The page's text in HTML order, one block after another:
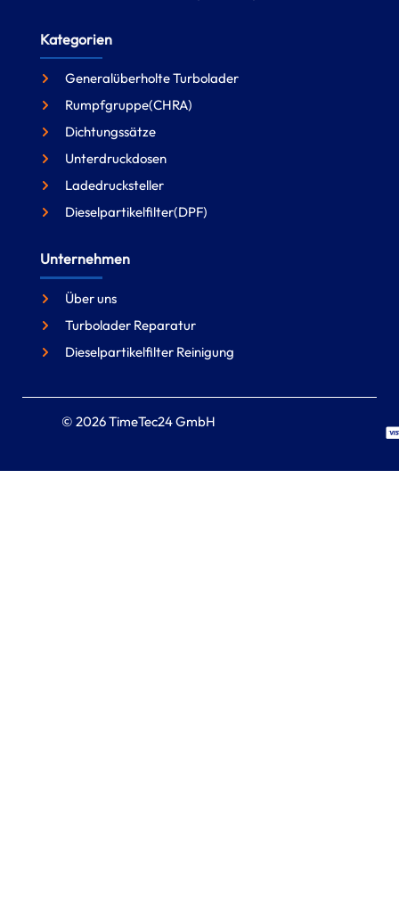
Kategorien
Generalüberholte Turbolader
Rumpfgruppe(CHRA)
Dichtungssätze
Unterdruckdosen
Ladedrucksteller
Dieselpartikelfilter(DPF)
Unternehmen
Über uns
Turbolader Reparatur
Dieselpartikelfilter Reinigung
© 2026 TimeTec24 GmbH